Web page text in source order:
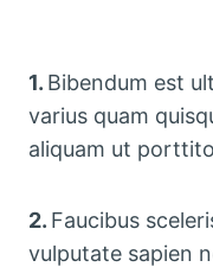
1. Bibendum est
varius quam
aliquam ut
2. Faucibus
vulputate sapien